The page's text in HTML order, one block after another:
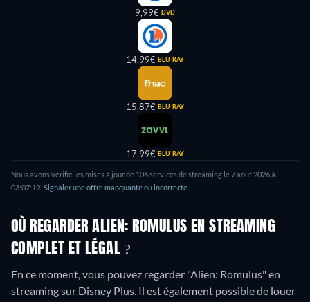
9,99€ DVD
14,99€ BLU-RAY
15,87€ BLU-RAY
17,99€ BLU-RAY
Nous avons vérifié les mises à jour de 106services de streaming le7 août 2026à
03:07:19 Signaler une offre manquante ou incorrecte
OÙ REGARDER ALIEN: ROMULUS EN STREAMING
COMPLET ET LÉGAL ?
En ce moment, vous pouvez regarder "Alien: Romulus" en
streaming sur Disney Plus. Il est également possible de louer